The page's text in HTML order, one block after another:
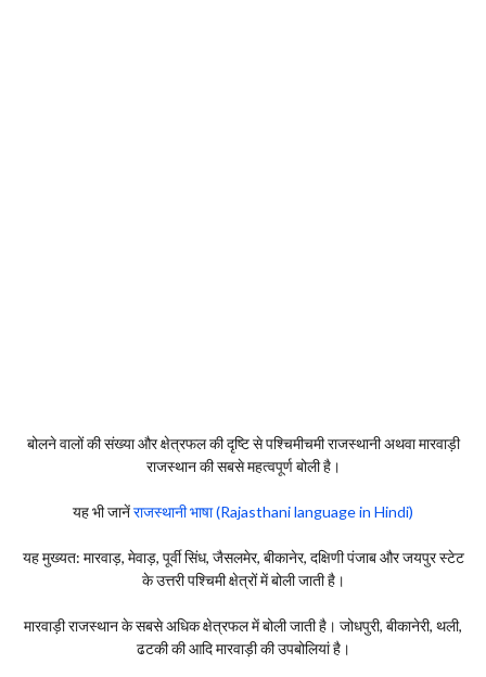
बोलने वालों की संख्या और क्षेत्रफल की दृष्टि से पश्चिमीचमी राजस्थानी अथवा मारवाड़ी
राजस्थान की सबसे महत्वपूर्ण बोली है।
यह भी जानेंराजस्थानी भाषा (Rajasthani language in Hindi)
यह मुख्यत: मारवाड़, मेवाड़, पूर्वी सिंध, जैसलमेर, बीकानेर, दक्षिणी पंजाब और जयपुर स्टेट
के उत्तरी पश्चिमी क्षेत्रों में बोली जाती है।
मारवाड़ी राजस्थान के सबसे अधिक क्षेत्रफल में बोली जाती है। जोधपुरी, बीकानेरी, थली,
ढटकी की आदि मारवाड़ी की उपबोलियां है।